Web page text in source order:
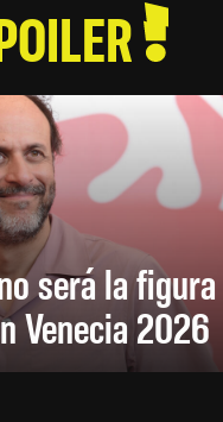
será la figura
Venecia 2026